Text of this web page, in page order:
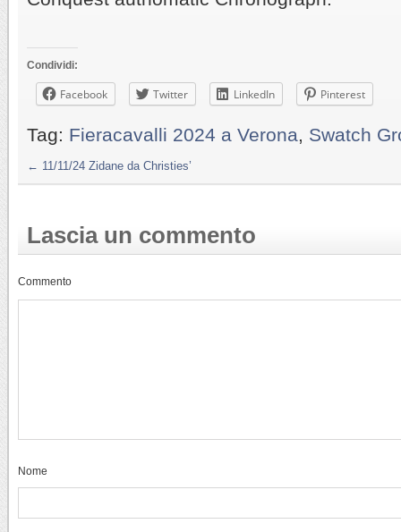
Condividi:
Facebook Twitter LinkedIn Pinterest
Tag: Fieracavalli 2024 a Verona, Swatch
← 11/11/24 Zidane da Christies’
Lascia un commento
Commento
Nome